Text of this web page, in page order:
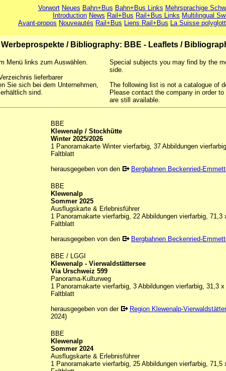
Vorwort Neues Bahn+Bus Bahn+Bus Links Mehrsprachige
Introduction News Rail+Bus Rail+Bus Links Multilingual
Avant-propos Nouveautés Rail+Bus Liens Rail+Bus La Suisse
/ Bibliography: BBE - Leaflets /
Menü links zum Auswählen.
lieferbarer
Sie sich bei dem Unternehmen,
sind.
Special subjects you may find by the
side.
The following list is not a catalogue of
Please contact the company in order
are still available.
BBE
Klewenalp / Stockhütte
Winter 2025/2026
1 Panoramakarte Winter vierfarbig, 37 Abbildungen
Faltblatt
herausgegeben von den
Bergbahnen Beckenried-
BBE
Klewenalp
Sommer 2025
Ausflugskarte & Erlebnisführer
1 Panoramakarte vierfarbig, 22 Abbildungen vierfarbig,
Faltblatt
herausgegeben von den
Bergbahnen Beckenried-
BBE / LGGI
Klewenalp - Vierwaldstättersee
Via Urschweiz 599
Panorama-Kulturweg
1 Panoramakarte vierfarbig, 3 Abbildungen vierfarbig, 31,3
Faltblatt
herausgegeben von der
Region Klewenalp-
2024)
BBE
Klewenalp
Sommer 2024
Ausflugskarte & Erlebnisführer
1 Panoramakarte vierfarbig, 25 Abbildungen vierfarbig,